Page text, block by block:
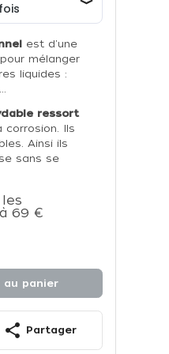
est d'une
mélanger
liquides :
ressort
Ils
Ainsi ils
sans se
69 €
au panier
share Partager